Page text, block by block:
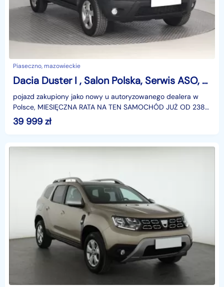
Piaseczno, mazowieckie
Dacia Duster I , Salon Polska, Serwis ASO, Klima, Tempomat, Parktronic
pojazd zakupiony jako nowy u autoryzowanego dealera w
Polsce, MIESIĘCZNA RATA NA TEN SAMOCHÓD JUŻ OD 238
PLN*Podana w ogłoszeniu lokalizacja pojazdu jest aktua
39 999 zł